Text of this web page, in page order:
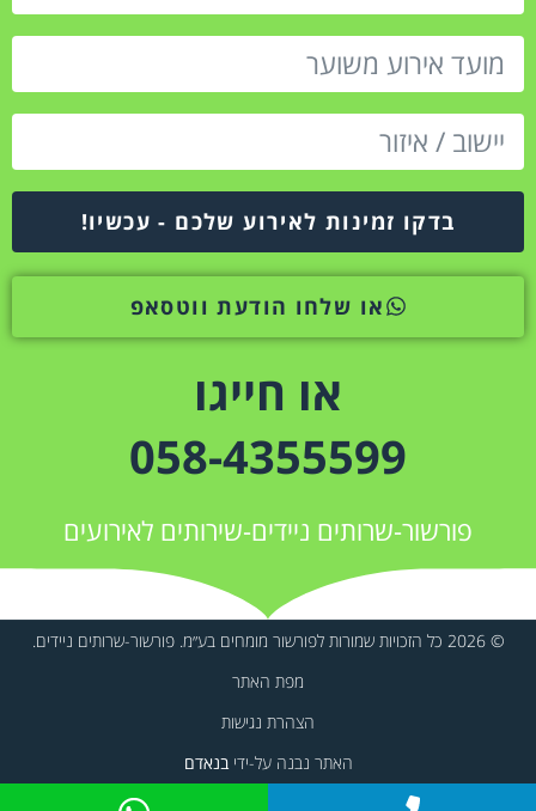
בדקו זמינות לאירוע שלכם - עכשיו!
או שלחו הודעת ווטסאפ
או חייגו
058-4355599
פורשור-שרותים ניידים-שירותים לאירועים
© 2026 כל הזכויות שמורות לפורשור מומחים בע״מ. פורשור-שרותים ניידים.
מפת האתר
הצהרת נגישות
האתר נבנה על-ידיבנאדם